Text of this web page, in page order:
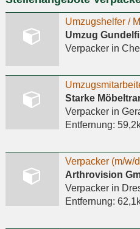
Umzugshelfer /
Umzug
Verpackerin
Starke
Verpackerin
Entfernung:
Verpacker (m/w/
Arthrovision
Verpackerin
Entfernung: